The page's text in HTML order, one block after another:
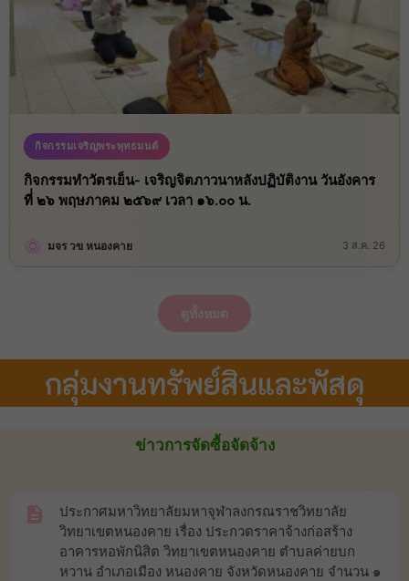
กิจกรรมเจริญพระพุทธมนต์
กิจกรรมทำวัตรเย็น- เจริญจิตภาวนาหลังปฏิบัติงาน วันอังคาร
ที่่ ๒๖ พฤษภาคม ๒๕๖๙ เวลา ๑๖.๐๐ น.
มจร วข หนองคาย 3 ส.ค. 26
ดูทั้งหมด
กลุ่มงานทรัพย์สินและพัสดุ
ข่าวการจัดซื้อจัดจ้าง
ประกาศมหาวิทยาลัยมหาจุฬาลงกรณราชวิทยาลัย
วิทยาเขตหนองคาย เรื่อง ประกวดราคาจ้างก่อสร้าง
อาคารหอพักนิสิต วิทยาเขตหนองคาย ตำบลค่ายบก
หวาน อำเภอเมือง หนองคาย จังหวัดหนองคาย จำนวน ๑